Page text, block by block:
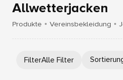
Allwetterjacken
Produkte Vereinsbekleidung
FilterAlle Filter